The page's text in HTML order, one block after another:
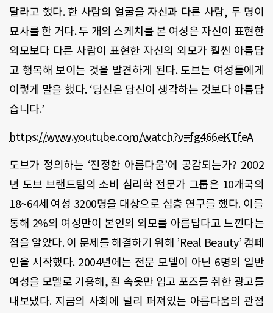
달라고 했다. 한 사람의 얼굴을 자신과 다른 사람, 두 명이
묘사를 한 거다.두 개의 스케치를 본 여성은 자신이 표현한
외모보다 다른 사람이 표현한 자신의 외모가 훨씬 아름답
고 행복해 보이는 것을 발견하게 된다. 도브는 여성들에게
이렇게 말을 했다. ‘당신은 당신이 생각하는 것보다 아름답
습니다.’
https://www.youtube.com/watch?v=fg466eKTfeA
도브가 정의하는 ‘진정한 아름다움’에 공감되는가? 2002
년 도브 브랜드팀의 소비 심리학 전문가 그룹은 10개국의
18~64세 여성 3200명을 대상으로 심층 연구를 했다. 이를
통해 2%의 여성만이 본인의 외모를 아름답다고 느낀다는
점을 알았다.이 문제를 해결하기 위해 ’Real Beauty’ 캠페
인을 시작했다. 2004년에는 전문 모델이 아닌 6명의 일반
여성을 모델로 기용해 , 흰 속옷만 입고 포즈를 취한 광고를
내보냈다. 지금의 사회에 널리 퍼져있는 아름다움의 관점